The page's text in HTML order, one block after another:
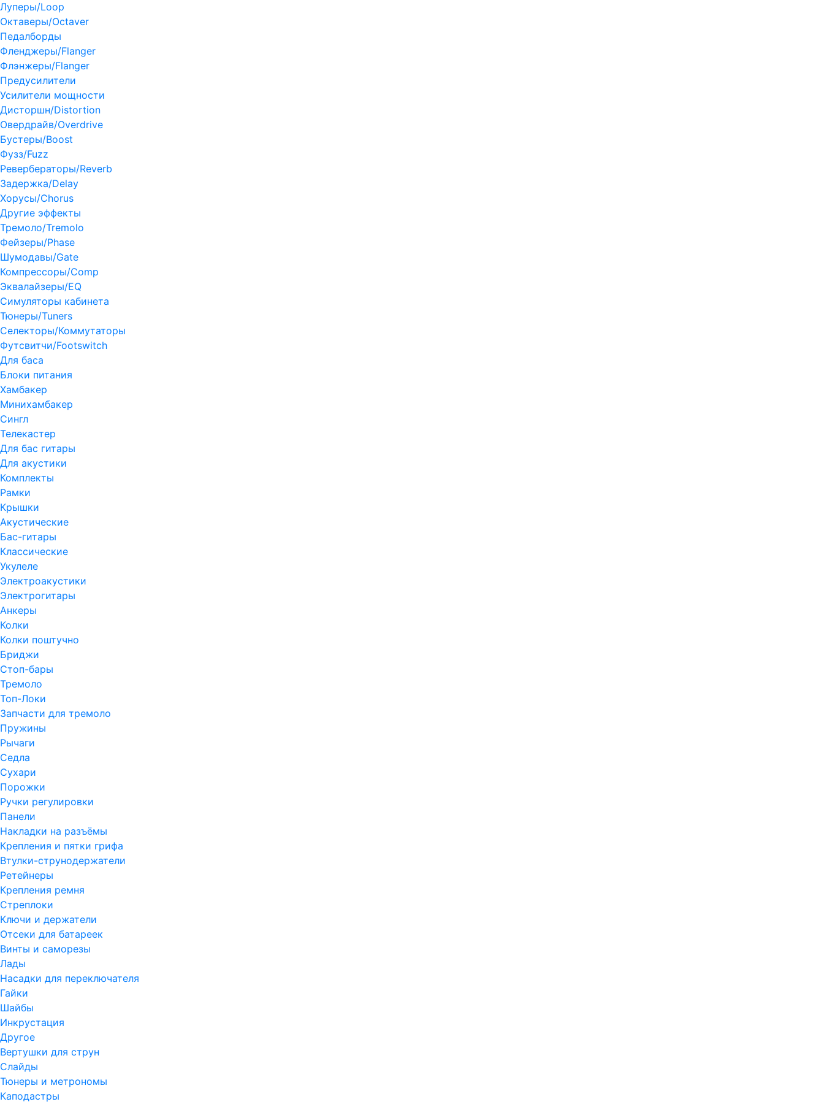
Луперы/Loop
Октаверы/Octaver
Педалборды
Фленджеры/Flanger
Флэнжеры/Flanger
Предусилители
Усилители мощности
Дисторшн/Distortion
Овердрайв/Overdrive
Бустеры/Boost
Фузз/Fuzz
Ревербераторы/Reverb
Задержка/Delay
Хорусы/Chorus
Другие эффекты
Тремоло/Tremolo
Фейзеры/Phase
Шумодавы/Gate
Компрессоры/Comp
Эквалайзеры/EQ
Симуляторы кабинета
Тюнеры/Tuners
Селекторы/Коммутаторы
Футсвитчи/Footswitch
Для баса
Блоки питания
Хамбакер
Минихамбакер
Сингл
Телекастер
Для бас гитары
Для акустики
Комплекты
Рамки
Крышки
Акустические
Бас-гитары
Классические
Укулеле
Электроакустики
Электрогитары
Анкеры
Колки
Колки поштучно
Бриджи
Стоп-бары
Тремоло
Топ-Локи
Запчасти для тремоло
Пружины
Рычаги
Седла
Сухари
Порожки
Ручки регулировки
Панели
Накладки на разъёмы
Крепления и пятки грифа
Втулки-струнодержатели
Ретейнеры
Крепления ремня
Стреплоки
Ключи и держатели
Отсеки для батареек
Винты и саморезы
Лады
Насадки для переключателя
Гайки
Шайбы
Инкрустация
Другое
Вертушки для струн
Слайды
Тюнеры и метрономы
Каподастры